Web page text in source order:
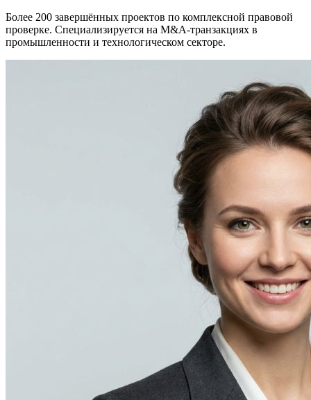
Более 200 завершённых проектов по комплексной правовой
проверке. Специализируется на M&A-транзакциях в
промышленности и технологическом секторе.